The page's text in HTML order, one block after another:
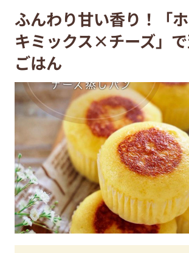
ふんわり甘い香り！「
キミックス×チーズ」
ごはん